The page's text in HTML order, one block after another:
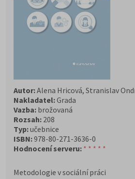
Autor:Alena Hricová, Stranislav
Nakladatel:Grada
Vazba: brožovaná
Rozsah: 208
Typ:učebnice
ISBN:978-80-271-3636-0
Hodnocení serveru: * * * * *
Metodologie v sociální práci